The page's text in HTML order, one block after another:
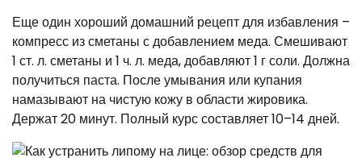
Еще один хороший домашний рецепт для избавления –
компресс из сметаны с добавлением меда. Смешивают
1 ст. л. сметаны и 1 ч. л. меда, добавляют 1 г соли. Должна
получиться паста. После умывания или купания
намазывают на чистую кожу в области жировика.
Держат 20 минут. Полный курс составляет 10–14 дней.